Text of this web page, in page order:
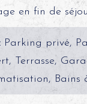
en fin de
Parking privé,
Terrasse,
Bains